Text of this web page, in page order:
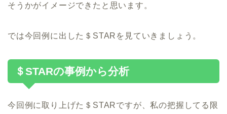
そうかがイメージできたと思います。
では今回例に出した＄STARを見ていきましょう。
＄STARの事例から分析
今回例に取り上げた＄STARですが、私の把握してる限